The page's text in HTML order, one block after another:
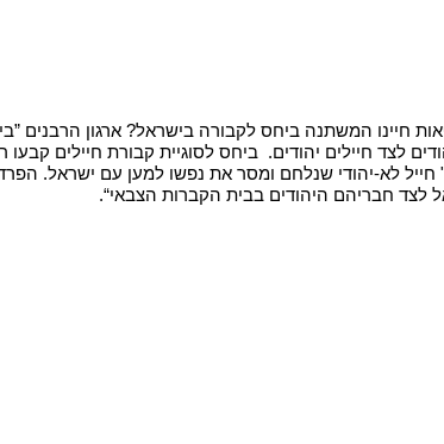
לצד חבריהם היהודים בבית הקברות הצבאי“.